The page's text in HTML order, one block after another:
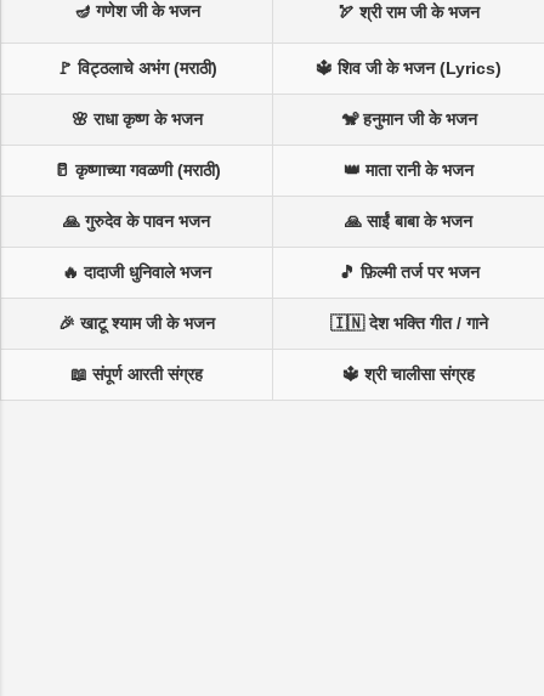
🪔 गणेश जी के भजन 🏹 श्री राम जी के भजन
🚩 विट्ठलाचे अभंग (मराठी) 🔱 शिव जी के भजन (Lyrics)
🌸 राधा कृष्ण के भजन 🐒 हनुमान जी के भजन
🥛 कृष्णाच्या गवळणी (मराठी) 👑 माता रानी के भजन
🙏 गुरुदेव के पावन भजन 🙏 साईं बाबा के भजन
🔥 दादाजी धुनिवाले भजन 🎵 फ़िल्मी तर्ज पर भजन
🎉 खाटू श्याम जी के भजन 🇮🇳 देश भक्ति गीत / गाने
📖 संपूर्ण आरती संग्रह 🔱 श्री चालीसा संग्रह